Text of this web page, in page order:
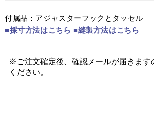
付属品：アジャスターフックとタッセル
■採寸方法はこちら ■縫製方法はこちら